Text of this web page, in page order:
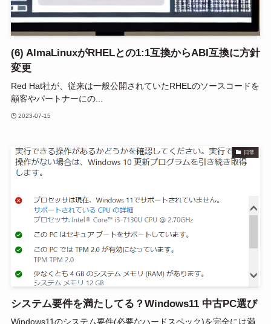
(6) AlmaLinuxがRHELとの1:1互換からABI互換に方針
変更
Red Hat社が、従来は一般公開されていたRHELのソースコードを
顧客やパートナーにの...
2023-07-15
日常
システム要件を満たしてる？Windows11 中古PC選び
Windows11のシステム要件(必要なハードスペック)を完全には満